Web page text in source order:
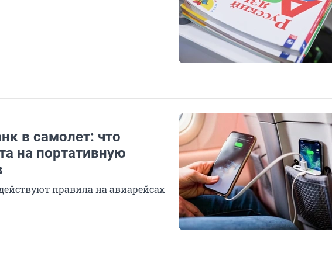
в самолет: что
на портативную
правила на авиарейсах